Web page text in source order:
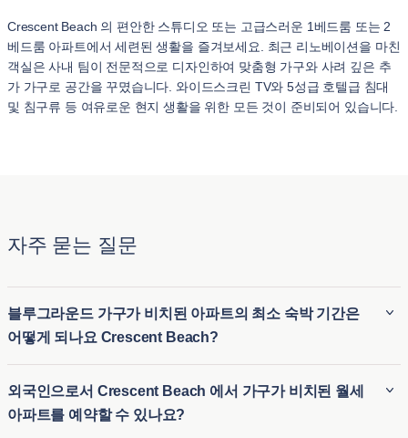
Crescent Beach 의 편안한 스튜디오 또는 고급스러운 1베드룸 또는 2
베드룸 아파트에서 세련된 생활을 즐겨보세요. 최근 리노베이션을 마친
객실은 사내 팀이 전문적으로 디자인하여 맞춤형 가구와 사려 깊은 추
가 가구로 공간을 꾸몄습니다. 와이드스크린 TV와 5성급 호텔급 침대
및 침구류 등 여유로운 현지 생활을 위한 모든 것이 준비되어 있습니다.
자주 묻는 질문
블루그라운드 가구가 비치된 아파트의 최소 숙박 기간은
어떻게 되나요 Crescent Beach?
숙박 기간은 일반적으로 2 박 입니다. 따라서 가구가 완비된 장
기 임대 숙소( Crescent Beach )와 임시 숙소가 필요한 단기 숙
외국인으로서 Crescent Beach 에서 가구가 비치된 월세
아파트를 예약할 수 있나요?